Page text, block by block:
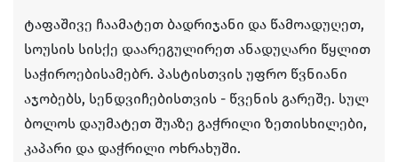
ტაფაშივე ჩაამატეთ ბადრიჯანი და წამოადუღეთ,
სოუსის სისქე დაარეგულირეთ ანადუღარი წყლით
საჭიროებისამებრ. პასტისთვის უფრო წვნიანი
აჯობებს, სენდვიჩებისთვის - წვენის გარეშე. სულ
ბოლოს დაუმატეთ შუაზე გაჭრილი ზეთისხილები,
კაპარი და დაჭრილი ოხრახუში.